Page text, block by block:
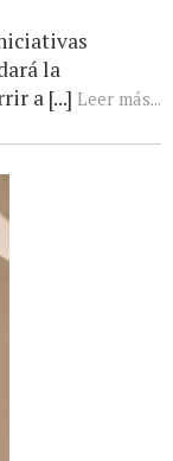
la
a [...] Leer más...